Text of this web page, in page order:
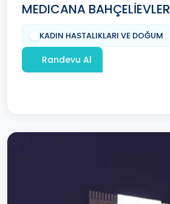
MEDICANA BAHÇELİEVLER
KADIN HASTALIKLARI VE DOĞUM
Randevu Al